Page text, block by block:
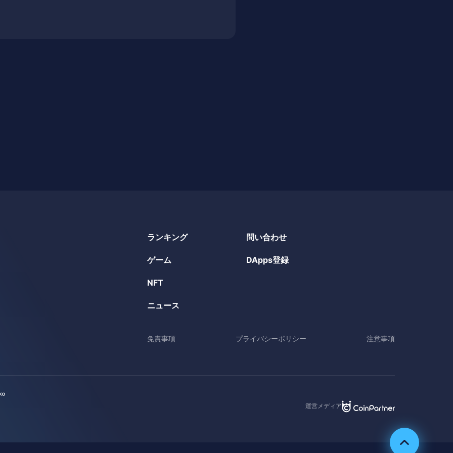
ランキング
ゲーム
NFT
ニュース
問い合わせ
DApps登録
免責事項 プライバシーポリシー 注意事項
運営メディア